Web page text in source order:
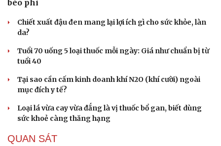
béo phì
Chiết xuất đậu đen mang lại lợi ích gì cho sức khỏe, làn
da?
Tuổi 70 uống 5 loại thuốc mỗi ngày: Giá như chuẩn bị từ
tuổi 40
Tại sao cần cấm kinh doanh khí N2O (khí cười) ngoài
mục đích y tế?
Loại lá vừa cay vừa đắng là vị thuốc bổ gan, biết dùng
sức khoẻ càng thăng hạng
QUAN SÁT